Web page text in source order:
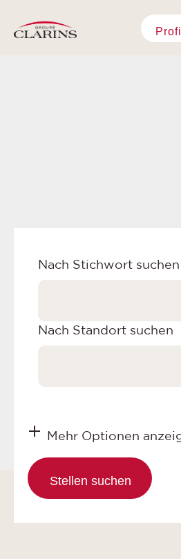
Nach Stichwort suchen
Nach Standort suchen
Mehr Optionen